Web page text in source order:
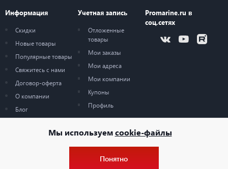
Мы используемcookie-файлы
Понятно
Информация
Скидки
Новые товары
Популярные товары
Свяжитесь с нами
Договор-оферта
О компании
Блог
Учетная запись
Отложенные
товары
Мои заказы
Мои адреса
Мои компании
Купоны
Профиль
Promarine.ru в
соц.сетях